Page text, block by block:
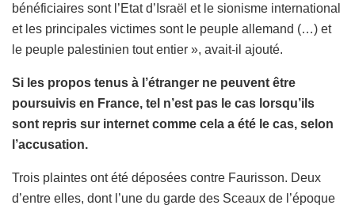
bénéficiaires sont l’Etat d’Israël et le sionisme international
et les principales victimes sont le peuple allemand (…) et
le peuple palestinien tout entier », avait-il ajouté.
Si les propos tenus à l’étranger ne peuvent être
poursuivis en France, tel n’est pas le cas lorsqu’ils
sont repris sur internet comme cela a été le cas, selon
l’accusation.
Trois plaintes ont été déposées contre Faurisson. Deux
d’entre elles, dont l’une du garde des Sceaux de l’époque